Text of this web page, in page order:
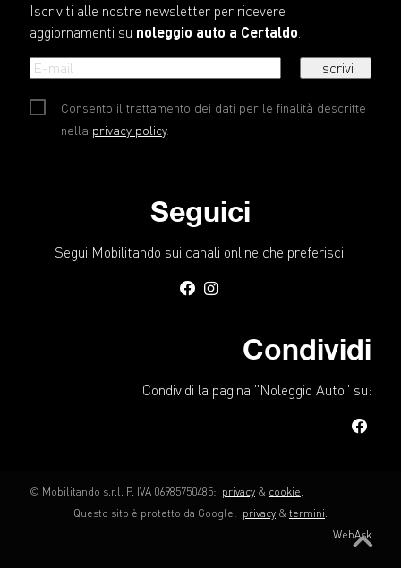
Iscriviti alle nostre newsletter per ricevere
aggiornamenti su noleggio auto a Certaldo
Iscrivi
Consento il trattamento dei dati per le finalità descritte
nella privacy policy.
Seguici
Segui Mobilitando sui canali online che preferisci:
Condividi
Condividi la pagina "Noleggio Auto" su:
© Mobilitando s.r.l. P. IVA 06985750485: privacy& cookie.
Questo sito è protetto da Google: privacy & termini.
WebAsk
keyboard_arrow_up